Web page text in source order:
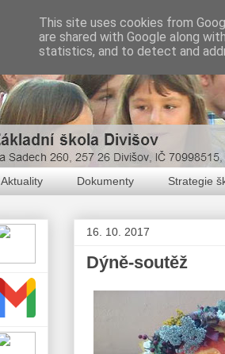
Aktuality Dokumenty Strategie
16. 10. 2017
Dýně-soutěž
This site uses cookies from
are shared with Google along
statistics, and to detect and